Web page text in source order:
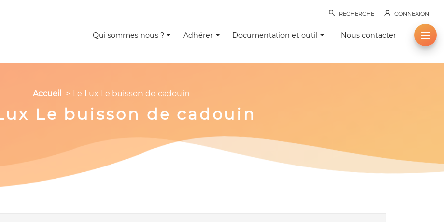
RECHERCHE CONNEXION
Qui sommes nous ? Adhérer Documentation et outil Nous contacter
Accueil Le Lux Le buisson de cadouin
Le buisson de cadouin